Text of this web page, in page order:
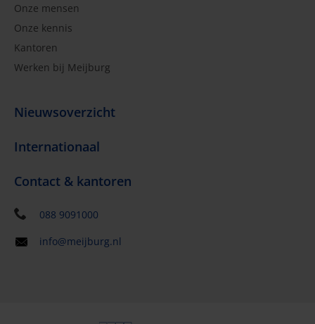
Onze mensen
Onze kennis
Kantoren
Werken bij Meijburg
Nieuwsoverzicht
Internationaal
Contact & kantoren
088 9091000
info@meijburg.nl